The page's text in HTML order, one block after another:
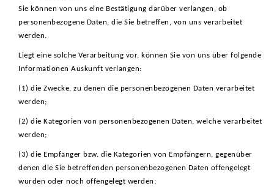
Sie können von uns eine Bestätigung darüber verlangen, ob
personenbezogene Daten, die Sie betreffen, von uns verarbeitet
werden.
Liegt eine solche Verarbeitung vor, können Sie von uns über folgende
Informationen Auskunft verlangen:
(1) die Zwecke, zu denen die personenbezogenen Daten verarbeitet
werden;
(2) die Kategorien von personenbezogenen Daten, welche verarbeitet
werden;
(3) die Empfänger bzw. die Kategorien von Empfängern, gegenüber
denen die Sie betreffenden personenbezogenen Daten offengelegt
wurden oder noch offengelegt werden;